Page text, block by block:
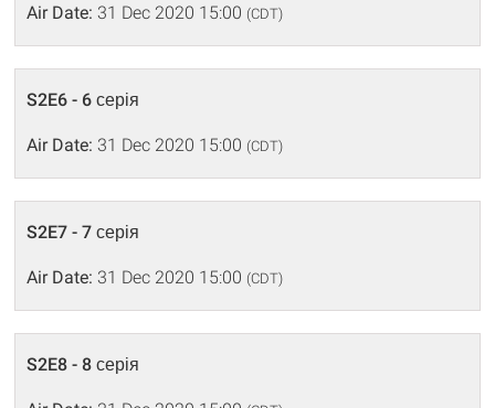
Air Date: 31 Dec 2020 15:00 (CDT)
S2E6 - 6 серія
Air Date: 31 Dec 2020 15:00 (CDT)
S2E7 - 7 серія
Air Date: 31 Dec 2020 15:00 (CDT)
S2E8 - 8 серія